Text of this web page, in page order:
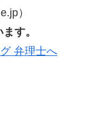
）
す。